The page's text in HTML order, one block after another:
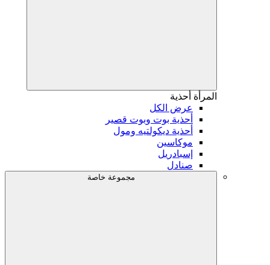
المرأة أحذية
عرض الكل
أحذية بوت وبوت قصير
أحذية ديكولتيه ومول
موكاسين
إسبادريل
صنادل
مجموعة خاصة